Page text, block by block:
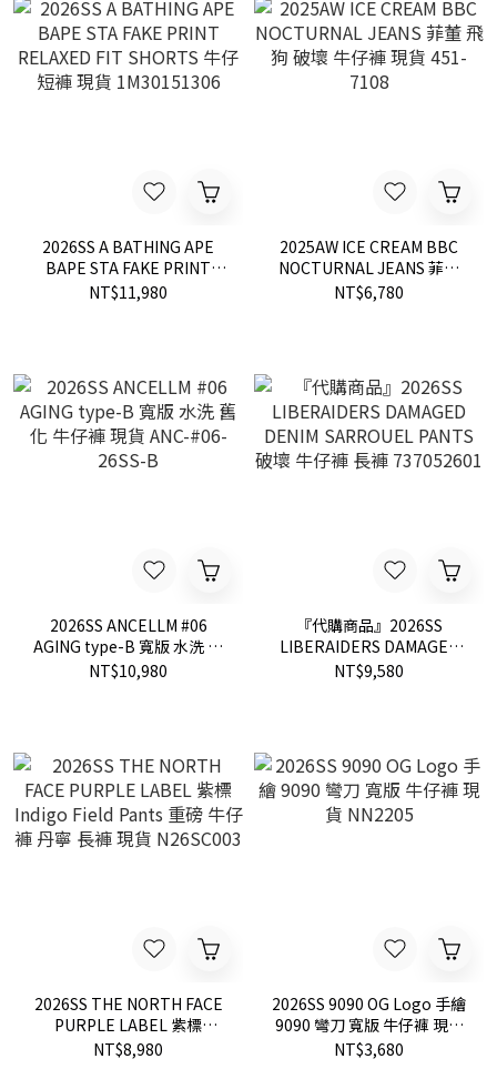
2026SS A BATHING APE
BAPE STA FAKE PRINT
RELAXED FIT SHORTS 牛仔
NT$11,980
2025AW ICE CREAM BBC
NOCTURNAL JEANS 菲董
飛狗 破壞 牛仔褲 現貨 451-
NT$6,780
2026SS ANCELLM #06
AGING type-B 寬版 水洗 舊
化 牛仔褲 現貨 ANC-#06-
NT$10,980
『代購商品』2026SS
LIBERAIDERS DAMAGED
DENIM SARROUEL PANTS
NT$9,580
2026SS THE NORTH FACE
PURPLE LABEL 紫標
Indigo Field Pants 重磅 牛
NT$8,980
2026SS 9090 OG Logo 手繪
9090 彎刀 寬版 牛仔褲 現貨
NN2205
NT$3,680